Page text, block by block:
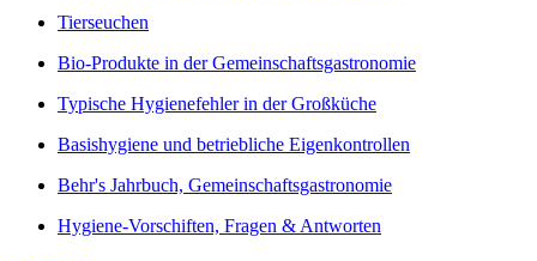
Tierseuchen
Bio-Produkte in der Gemeinschaftsgastronomie
Typische Hygienefehler in der Großküche
Basishygiene und betriebliche Eigenkontrollen
Behr's Jahrbuch, Gemeinschaftsgastronomie
Hygiene-Vorschiften, Fragen & Antworten